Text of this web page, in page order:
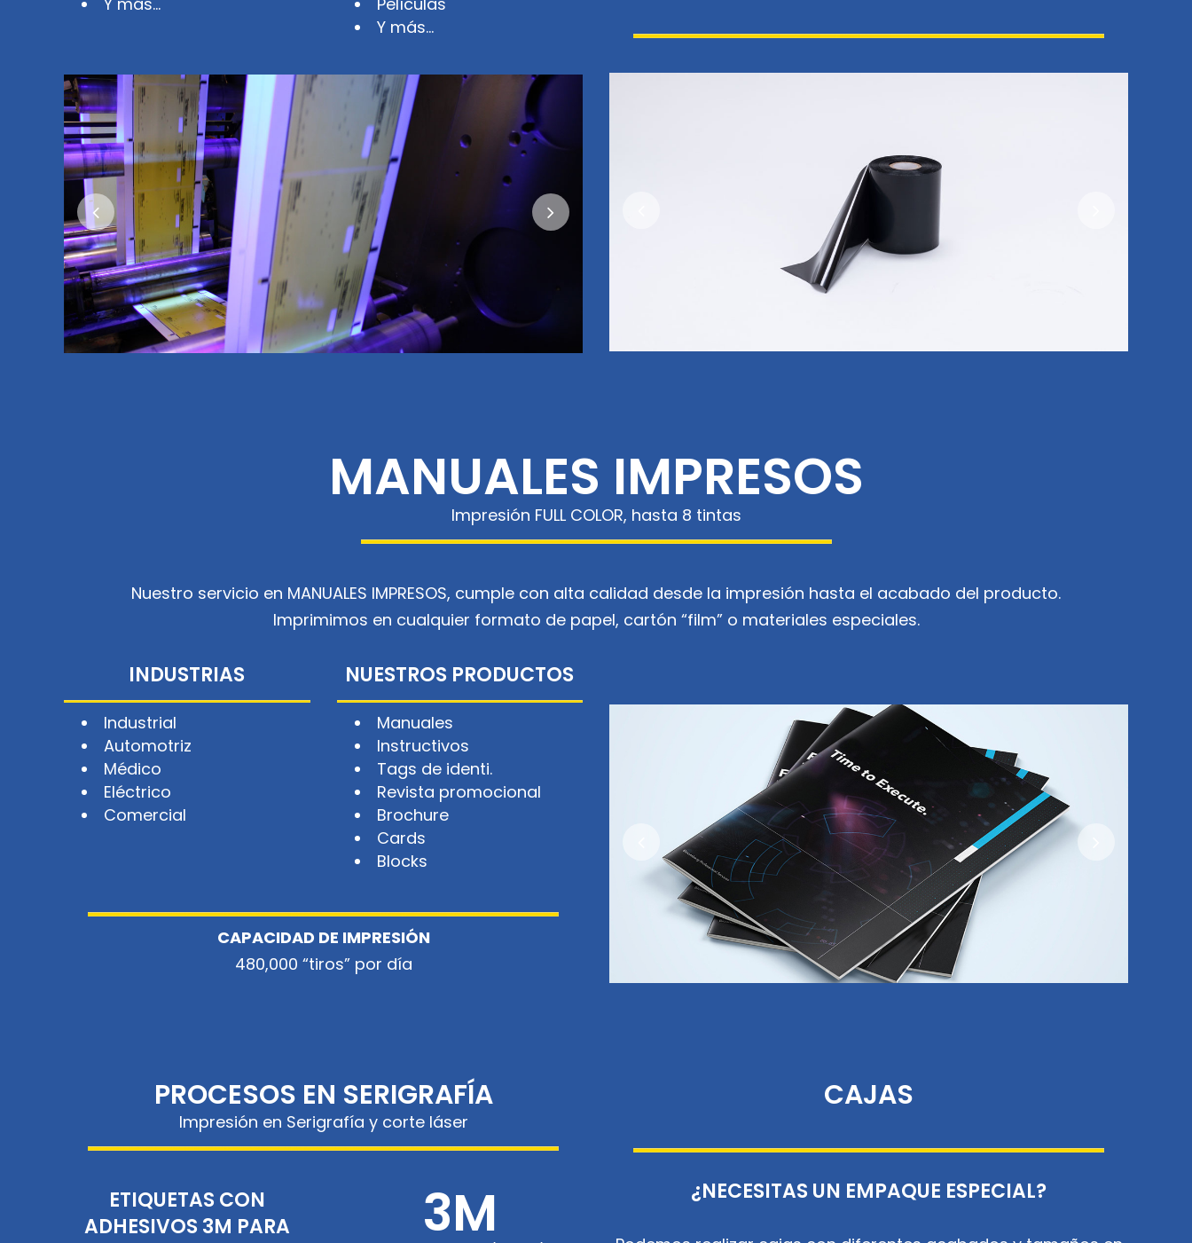
Y más…
MANUALES IMPRESOS
Impresión FULL COLOR, hasta 8 tintas
Nuestro servicio en MANUALES IMPRESOS, cumple con alta calidad desde la impresión hasta el acabado del producto.
Imprimimos en cualquier formato de papel, cartón “film” o materiales especiales.
INDUSTRIAS
Industrial
Automotriz
Médico
Eléctrico
Comercial
NUESTROS PRODUCTOS
Manuales
Instructivos
Tags de identi.
Revista promocional
Brochure
Cards
Blocks
CAPACIDAD DE IMPRESIÓN
480,000 “tiros” por día
PROCESOS EN SERIGRAFÍA
Impresión en Serigrafía y corte láser
ETIQUETAS CON
ADHESIVOS 3M PARA
3M
CAJAS
¿NECESITAS UN EMPAQUE ESPECIAL?